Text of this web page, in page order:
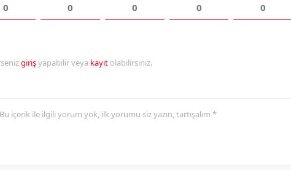
0 0 0 0 0
girişyapabilir veya kayıt olabilirsiniz.
içerik ile ilgili yorum yok, ilk yorumu siz yazın, tartışalım *